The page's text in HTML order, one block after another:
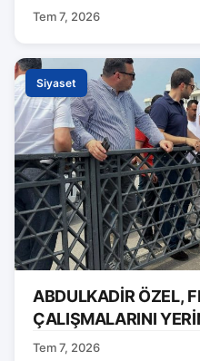
Tem 7, 2026
Siyaset
ABDULKADİR ÖZEL,
ÇALIŞMALARINI
Tem 7, 2026